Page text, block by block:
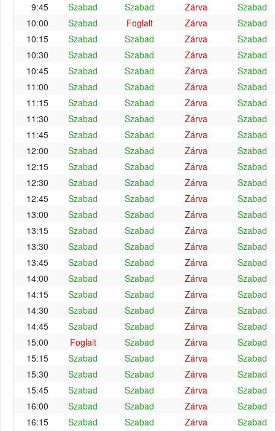
9:45
Szabad Szabad Zárva
Szabad
10:00
Szabad Foglalt Zárva
Szabad
10:15
Szabad Szabad Zárva
Szabad
10:30
Szabad Szabad Zárva
Szabad
10:45
Szabad Szabad Zárva
Szabad
11:00
Szabad Szabad Zárva
Szabad
11:15
Szabad Szabad Zárva
Szabad
11:30
Szabad Szabad Zárva
Szabad
11:45
Szabad Szabad Zárva
Szabad
12:00
Szabad Szabad Zárva
Szabad
12:15
Szabad Szabad Zárva
Szabad
12:30
Szabad Szabad Zárva
Szabad
12:45
Szabad Szabad Zárva
Szabad
13:00
Szabad Szabad Zárva
Szabad
13:15
Szabad Szabad Zárva
Szabad
13:30
Szabad Szabad Zárva
Szabad
13:45
Szabad Szabad Zárva
Szabad
14:00
Szabad Szabad Zárva
Szabad
14:15
Szabad Szabad Zárva
Szabad
14:30
Szabad Szabad Zárva
Szabad
14:45
Szabad Szabad Zárva
Szabad
15:00
Foglalt Szabad Zárva
Szabad
15:15
Szabad Szabad Zárva
Szabad
15:30
Szabad Szabad Zárva
Szabad
15:45
Szabad Szabad Zárva
Szabad
16:00
Szabad Szabad Zárva
Szabad
16:15
Szabad Szabad Zárva Szabad